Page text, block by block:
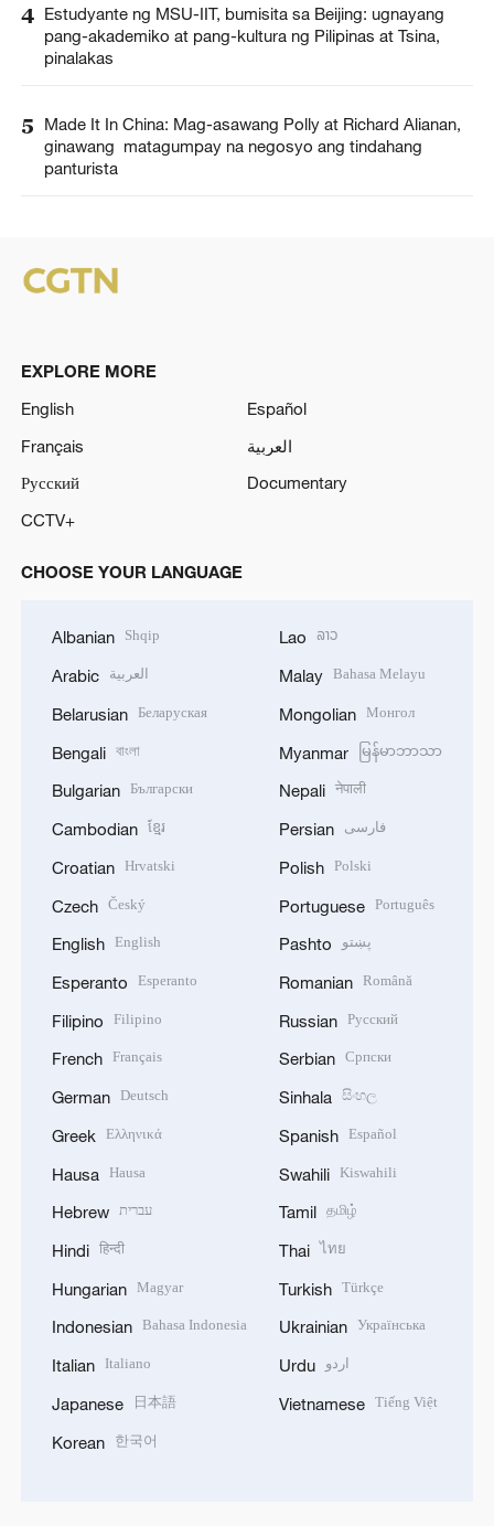
4 Estudyante ng MSU-IIT, bumisita sa Beijing: ugnayang
pang-akademiko at pang-kultura ng Pilipinas at Tsina,
pinalakas
5
Made It In China: Mag-asawang Polly at Richard Alianan,
ginawang matagumpay na negosyo ang tindahang
panturista
EXPLORE MORE
English
Español
Français
العربية
Русский
Documentary
CCTV+
CHOOSE YOUR LANGUAGE
Albanian Shqip
Arabic العربية
Belarusian Беларуская
Bengali বাংলা
Bulgarian Български
Cambodian ខ្មែរ
Croatian Hrvatski
Czech Český
English English
Esperanto Esperanto
Filipino Filipino
French Français
German Deutsch
Greek Ελληνικά
Hausa Hausa
Hebrew עברית
Hindi हिन्दी
Hungarian Magyar
Indonesian Bahasa Indonesia
Italian Italiano
Japanese 日本語
Korean 한국어
Lao ລາວ
Malay Bahasa Melayu
Mongolian Монгол
Myanmar မြန်မာဘာသာ
Nepali नेपाली
Persian فارسی
Polish Polski
Portuguese Português
Pashto پښتو
Romanian Română
Russian Русский
Serbian Српски
Sinhala සිංහල
Spanish Español
Swahili Kiswahili
Tamil தமிழ்
Thai ไทย
Turkish Türkçe
Ukrainian Українська
Urdu اردو
Vietnamese Tiếng Việt